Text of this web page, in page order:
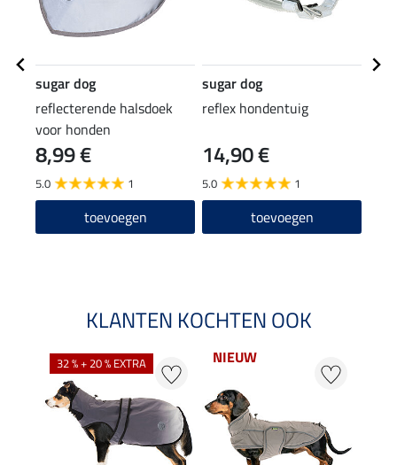
sugar dog
reflecterende halsdoek
voor honden
8,99 €
5.0 1
toevoegen
sugar dog
reflex hondentuig
14,90 €
5.0 1
toevoegen
KLANTEN KOCHTEN OOK
32 % + 20 % EXTRA NIEUW